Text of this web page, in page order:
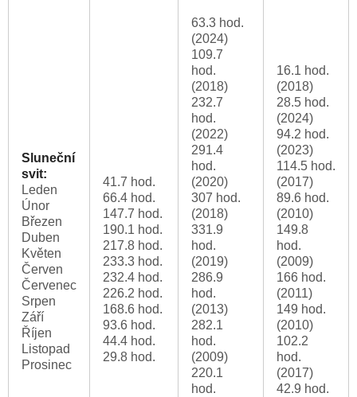
Sluneční
svit:
Leden
Únor
Březen
Duben
Květen
Červen
Červenec
Srpen
Září
Říjen
Listopad
Prosinec
41.7 hod.
66.4 hod.
147.7 hod.
190.1 hod.
217.8 hod.
233.3 hod.
232.4 hod.
226.2 hod.
168.6 hod.
93.6 hod.
44.4 hod.
29.8 hod.
63.3 hod.
(2024)
109.7
hod.
(2018)
232.7
hod.
(2022)
291.4
hod.
(2020)
307 hod.
(2018)
331.9
hod.
(2019)
286.9
hod.
(2013)
282.1
hod.
(2009)
220.1
hod.
16.1 hod.
(2018)
28.5 hod.
(2024)
94.2 hod.
(2023)
114.5 hod.
(2017)
89.6 hod.
(2010)
149.8
hod.
(2009)
166 hod.
(2011)
149 hod.
(2010)
102.2
hod.
(2017)
42.9 hod.